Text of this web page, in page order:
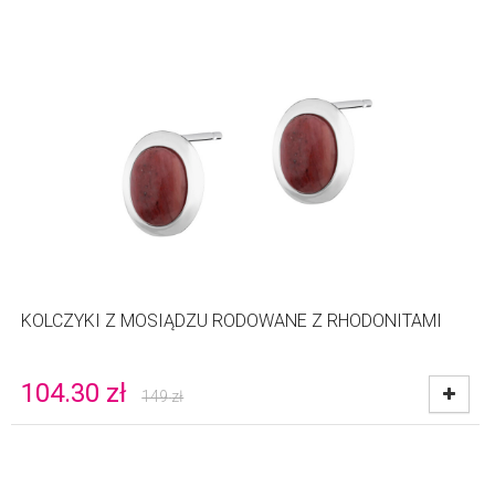
KOLCZYKI Z MOSIĄDZU RODOWANE Z RHODONITAMI
104.30 zł 149zł